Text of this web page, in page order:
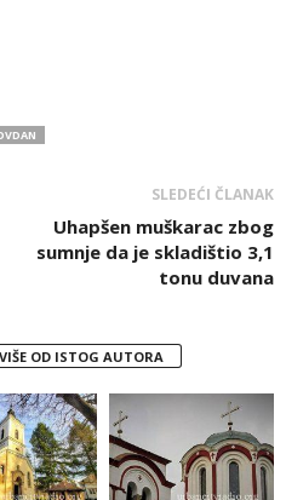
SLEDEĆI ČLANAK
Uhapšen muškarac zbog
sumnje da je skladištio 3,1
tonu duvana
VIŠE OD ISTOG AUTORA